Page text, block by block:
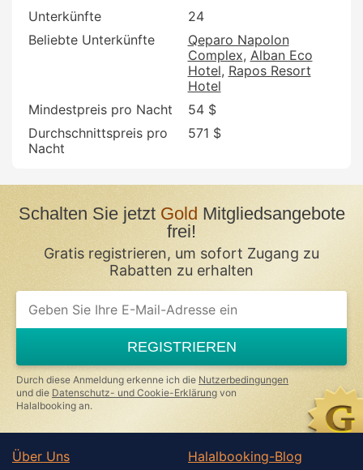
Unterkünfte
24
Beliebte Unterkünfte
Qeparo Napolon
Complex Alban Eco
Hotel Rapos Resort
Hotel
Mindestpreis pro Nacht
54 $
Durchschnittspreis pro
Nacht
571 $
Schalten Sie jetztGold Mitgliedsangebote
frei!
Gratis registrieren, um sofort Zugang zu
Rabatten zu erhalten
REGISTRIEREN
Durch diese Anmeldung erkenne ich die Nutzerbedingungen
und die Datenschutz- und Cookie-Erklärung von
Halalbooking an.
Über Uns
Halalbooking-Blog